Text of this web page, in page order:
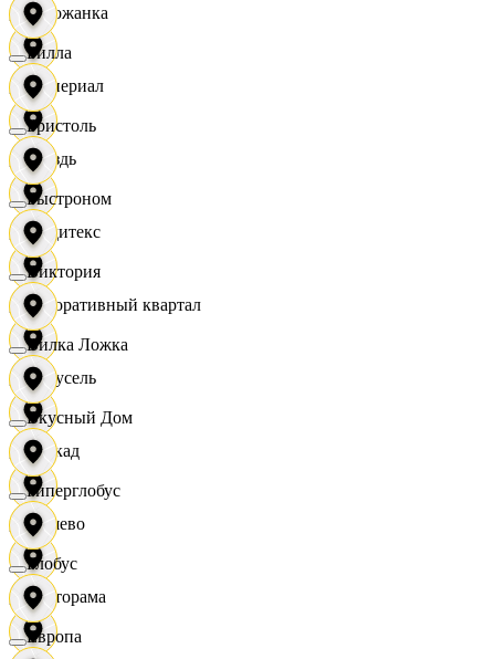
Горожанка
Империал
Гроздь
Индитекс
Декоративный квартал
Карусель
Каскад
Дёшево
Касторама
Билла
Бристоль
Быстроном
Виктория
Вилка Ложка
Вкусный Дом
Гиперглобус
Глобус
Европа